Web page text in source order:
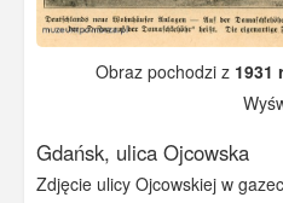
Obraz pochodzi z 1931
Gdańsk, ulica Ojcowska
Zdjęcie ulicy Ojcowskiej w